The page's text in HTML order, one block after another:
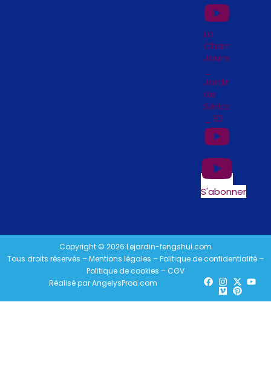
La
Chambre
Jaune
Jardins
de
Séricourt
_ 62
S'abonner
Copyright © 2026 Lejardin-fengshui.com
Tous droits réservés –Mentions légales –Politique de confidentialité –
Politique de cookies –CGV
Réalisé parAngelysProd.com